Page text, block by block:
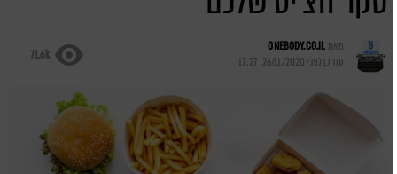
מאתONEBODY.CO.IL
עודכן לפני26/11/2020, 17:27
71.6k